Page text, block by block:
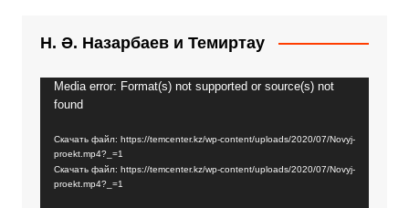
Н. Ә. Назарбаев и Темиртау
Видеоплеер
Media error: Format(s) not supported or source(s) not
found
Скачать файл: https://temcenter.kz/wp-content/uploads/2020/07/Novyj-
proekt.mp4?_=1
Скачать файл: https://temcenter.kz/wp-content/uploads/2020/07/Novyj-
proekt.mp4?_=1